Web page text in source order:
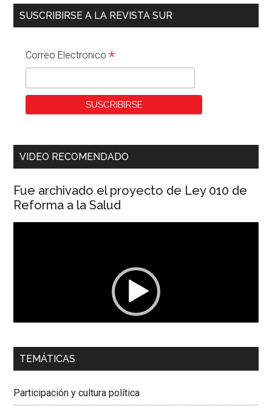
SUSCRIBIRSE A LA REVISTA SUR
Correo Electronico*
VIDEO RECOMENDADO
Fue archivado el proyecto de Ley 010 de
Reforma a la Salud
00:00 01:04
Dra. Carolina Corcho Mejía,Presidenta Corporación
Colombiana
TEMÁTICAS
Participación y cultura política